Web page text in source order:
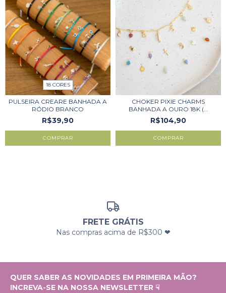
18 CORES
PULSEIRA CREARE BANHADA A
RÓDIO BRANCO
R$39,90
COMPRAR
CHOKER PIXIE CHARMS
BANHADA A OURO 18K (...
R$104,90
COMPRAR
FRETE GRÁTIS
Nas compras acima de R$300 ❤
QUER SABER AS NOVIDADES EM PRIMEIRA MÃO?
INCREVA-SE NA NOSSA NEWSLETTER ☟